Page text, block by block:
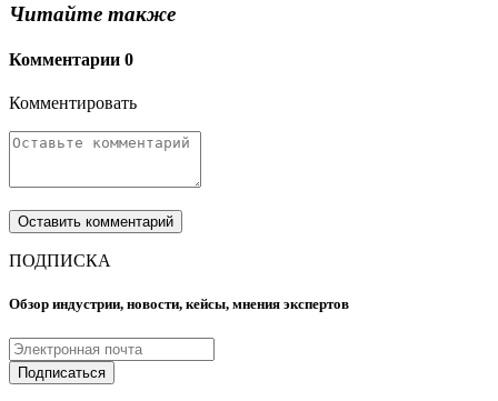
Читайте также
Комментарии 0
Комментировать
ПОДПИСКА
Обзор индустрии, новости, кейсы, мнения экспертов